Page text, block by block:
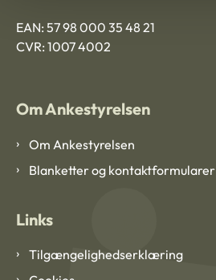
EAN: 57 98 000 35 48 21
CVR: 1007 4002
Om Ankestyrelsen
Om Ankestyrelsen
Blanketter og kontaktformularer
Links
Tilgængelighedserklæring